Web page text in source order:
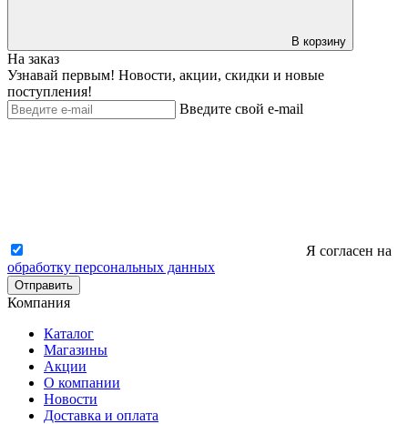
В корзину
На заказ
Узнавай первым! Новости, акции, скидки и новые
поступления!
Введите свой e-mail
Я согласен на
обработку персональных данных
Отправить
Компания
Каталог
Магазины
Акции
О компании
Новости
Доставка и оплата